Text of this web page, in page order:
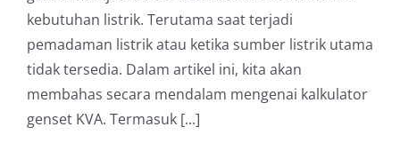
kebutuhan listrik. Terutama saat terjadi
pemadaman listrik atau ketika sumber listrik utama
tidak tersedia. Dalam artikel ini, kita akan
membahas secara mendalam mengenai kalkulator
genset KVA. Termasuk [...]